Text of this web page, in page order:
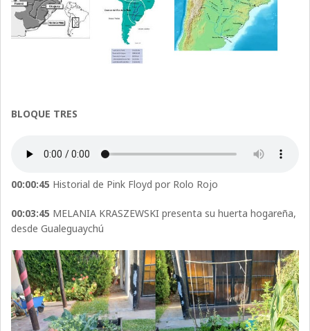
BLOQUE TRES
00:00:45 Historial de Pink Floyd por Rolo Rojo
00:03:45 MELANIA KRASZEWSKI presenta su huerta hogareña,
desde Gualeguaychú